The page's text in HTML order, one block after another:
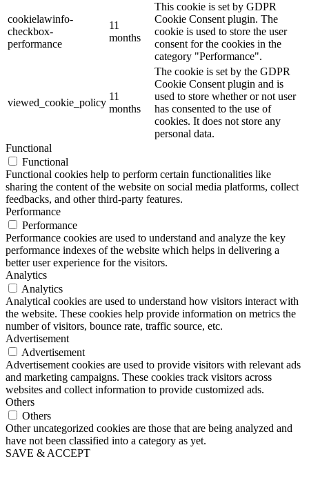
cookielawinfo-
checkbox-
performance
11
months
This cookie is set by GDPR
Cookie Consent plugin. The
cookie is used to store the user
consent for the cookies in the
category "Performance".
viewed_cookie_policy
11
months
The cookie is set by the GDPR
Cookie Consent plugin and is
used to store whether or not user
has consented to the use of
cookies. It does not store any
personal data.
Functional
Functional
Functional cookies help to perform certain functionalities like
sharing the content of the website on social media platforms, collect
feedbacks, and other third-party features.
Performance
Performance
Performance cookies are used to understand and analyze the key
performance indexes of the website which helps in delivering a
better user experience for the visitors.
Analytics
Analytics
Analytical cookies are used to understand how visitors interact with
the website. These cookies help provide information on metrics the
number of visitors, bounce rate, traffic source, etc.
Advertisement
Advertisement
Advertisement cookies are used to provide visitors with relevant ads
and marketing campaigns. These cookies track visitors across
websites and collect information to provide customized ads.
Others
Others
Other uncategorized cookies are those that are being analyzed and
have not been classified into a category as yet.
SAVE & ACCEPT